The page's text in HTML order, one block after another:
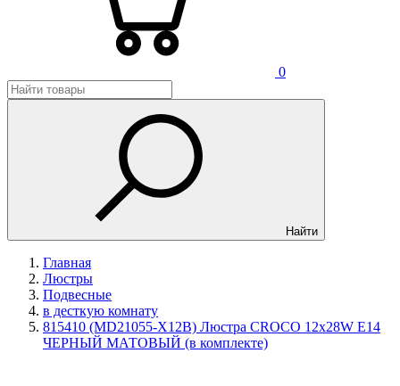
0
Найти
Главная
Люстры
Подвесные
в десткую комнату
815410 (MD21055-X12B) Люстра CROCO 12х28W E14
ЧЕРНЫЙ МАТОВЫЙ (в комплекте)